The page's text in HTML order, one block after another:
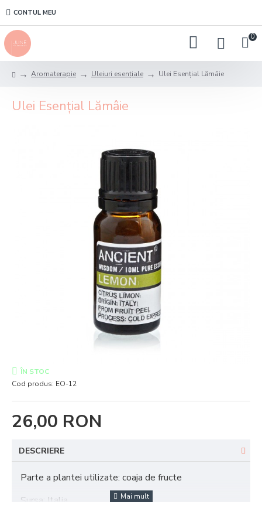
CONTUL MEU
0
Aromaterapie Uleiuri esențiale Ulei Esențial Lămâie
Ulei Esențial Lămâie
26,00 RON
ÎN STOC
Cod produs: EO-12
DESCRIERE
Parte a plantei utilizate: coaja de fructe
Sursa: Italia.